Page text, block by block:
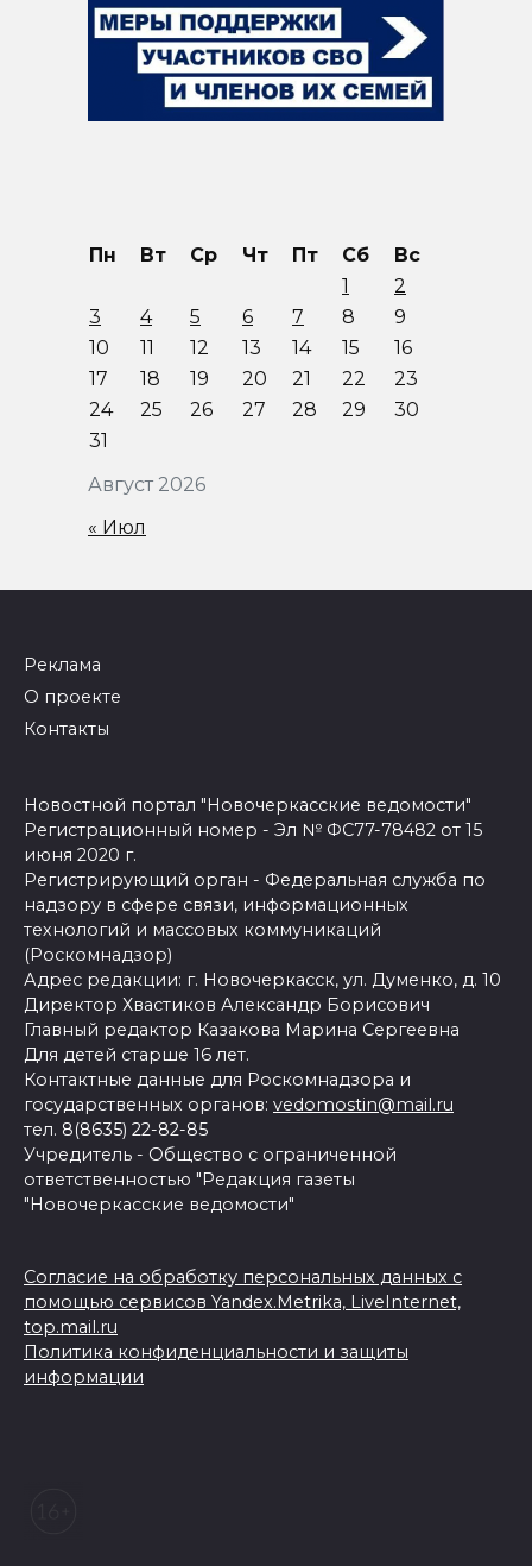
Август 2026
Пн Вт Ср Чт Пт Сб
Вс
1
2
3
4 5 6 7 8
9
10
11 12 13 14 15
16
17
18 19 20 21 22
23
24
25 26 27 28 29
30
31
« Июл
Реклама
О проекте
Контакты
Новостной портал "Новочеркасские ведомости"
Регистрационный номер - Эл № ФС77-78482 от 15
июня 2020 г.
Регистрирующий орган - Федеральная служба по
надзору в сфере связи, информационных
технологий и массовых коммуникаций
(Роскомнадзор)
Адрес редакции: г. Новочеркасск, ул. Думенко, д. 10
Директор Хвастиков Александр Борисович
Главный редактор Казакова Марина Сергеевна
Для детей старше 16 лет.
Контактные данные для Роскомнадзора и
государственных органов: vedomostin@mail.ru
тел. 8(8635) 22-82-85
Учредитель - Общество с ограниченной
ответственностью "Редакция газеты
"Новочеркасские ведомости"
Согласие на обработку персональных данных с
помощью сервисов Yandex.Metrika, LiveInternet,
top.mail.ru
Политика конфиденциальности и защиты
информации